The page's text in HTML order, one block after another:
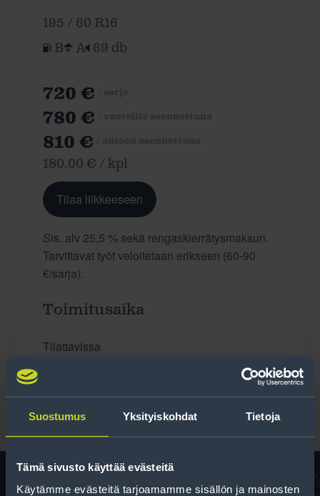
Suostumus Yksityiskohdat Tietoja
Tämä sivusto käyttää evästeitä
Käytämme evästeitä tarjoamamme sisällön ja mainosten
195 / 60 R16
B
A 69 db
720 €
780 €
810 €
180.00 € / kpl
Tilaa liikkeeseen
Sis. alv 25,5 % sekä rengaskierrätysmaksun.
Tarvittavat työt veloitetaan erikseen (60-90
€/sarja).
Toimitusaika
Tilattavissa